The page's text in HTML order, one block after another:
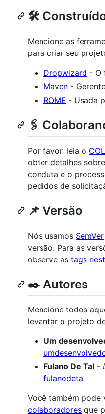
🛠️
Mencione as
para criar seu
Dropwizard - O
Maven -
ROME - Usada
🖇️
Por favor, leia o
obter detalhes
conduta e o
pedidos de
📌 Versão
Nós usamos SemVer
versão. Para as
observe as tags
✒️ Autores
Mencione todos
levantar o projeto
Um
Fulano De Tal -
fulanodetal
Você também pode
colaboradores que